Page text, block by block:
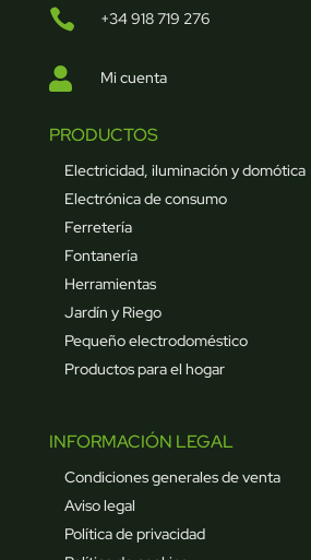
 +34 918 719 276
 Mi cuenta
PRODUCTOS
Electricidad, iluminación y domótica
Electrónica de consumo
Ferretería
Fontanería
Herramientas
Jardín y Riego
Pequeño electrodoméstico
Productos para el hogar
INFORMACIÓN LEGAL
Condiciones generales de venta
Aviso legal
Política de privacidad